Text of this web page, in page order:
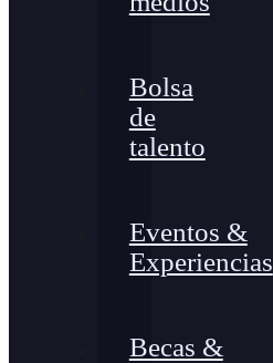
Bolsa
de
talento
Eventos &
Experiencias
Becas &